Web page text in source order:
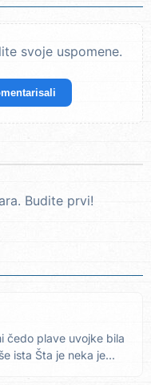
svoje uspomene.
Budite prvi!
čedo plave uvojke bila
ista Šta je neka je...